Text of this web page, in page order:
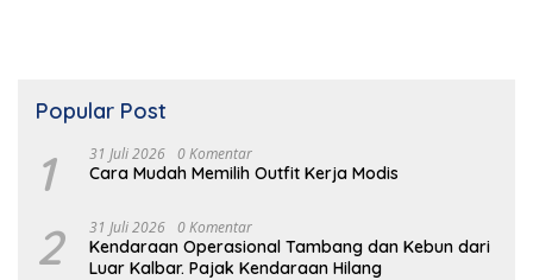
Popular Post
1 31 Juli 2026 0 Komentar
Cara Mudah Memilih Outfit Kerja Modis
2 31 Juli 2026 0 Komentar
Kendaraan Operasional Tambang dan Kebun dari
Luar Kalbar. Pajak Kendaraan Hilang